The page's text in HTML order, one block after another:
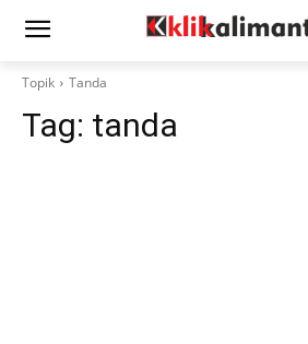
Topik Tanda
Tag: tanda